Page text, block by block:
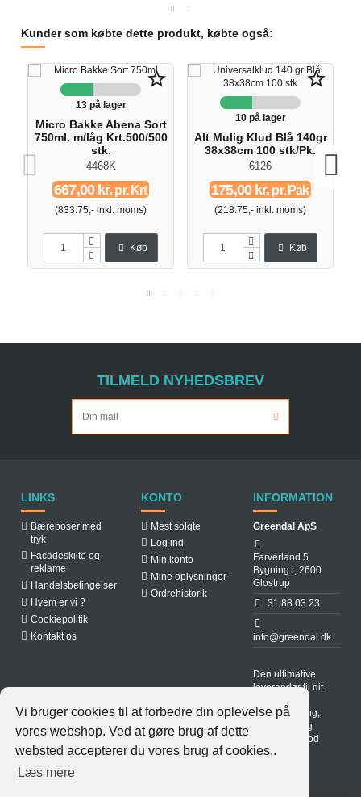
Vi bruger cookies til at forbedre din oplevelse på
vores webshop. Ved at gøre brug af dette
websted accepterer du vores brug af cookies..
Læs mere
Kunder som købte dette produkt, købte også:
star_border
13 på lager
Micro Bakke Abena Sort
750ml. m/låg Krt.500/500
stk.
4468K
667,00 kr. pr. Krt
(833.75,- inkl. moms)
Køb
star_border
10 på lager
Alt Mulig Klud Blå 140gr
38x38cm 100 stk/Pk.
6126
175,00 kr. pr. Pak
(218.75,- inkl. moms)
Køb
TILMELD NYHEDSBREV
LINKS
Bæreposer med
tryk
Facadeskilte og
reklame
Handelsbetingelser
Hvem er vi ?
Cookiepolitik
Kontakt os
KONTO
Mest solgte
Log ind
Min konto
Mine oplysninger
Ordrehistorik
INFORMATION
Greendal ApS
Farverland 5
Bygning i, 2600
Glostrup
31 88 03 23
info@greendal.dk
Den ultimative
leverandør til dit
Hurtig levering,
lave priser og
produkter i god
kvalitet.